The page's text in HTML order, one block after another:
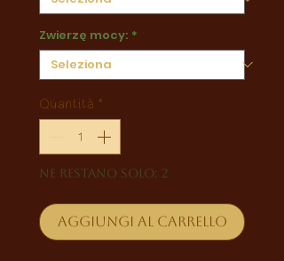
Zwierzę mocy: *
Quantità *
Ne restano solo: 2
Aggiungi al carrello